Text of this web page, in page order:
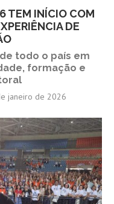
TEM INÍCIO COM
DE
todo o país em
formação e
janeiro de 2026